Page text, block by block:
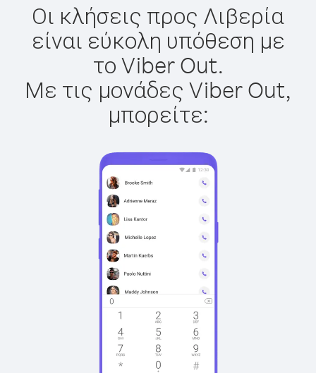
Οι κλήσεις προς Λιβερία
είναι εύκολη υπόθεση με
το Viber Out.
Με τις μονάδες Viber Out,
μπορείτε: